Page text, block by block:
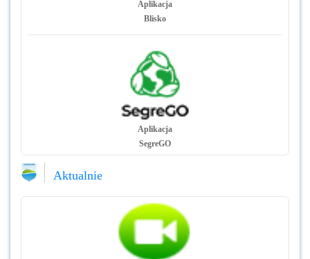
Aplikacja
Blisko
Aplikacja
SegreGO
Aktualnie